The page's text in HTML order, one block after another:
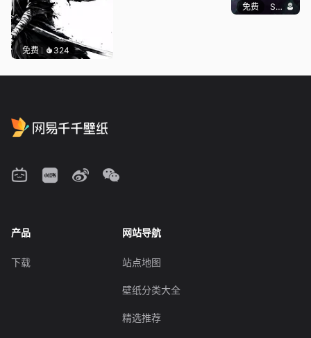
免费 324
免费 SomethingEPIC
产品
下载
网站导航
站点地图
壁纸分类大全
精选推荐